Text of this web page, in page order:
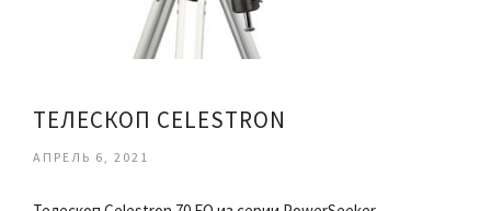
ТЕЛЕСКОП CELESTRON
АПРЕЛЬ 6, 2021